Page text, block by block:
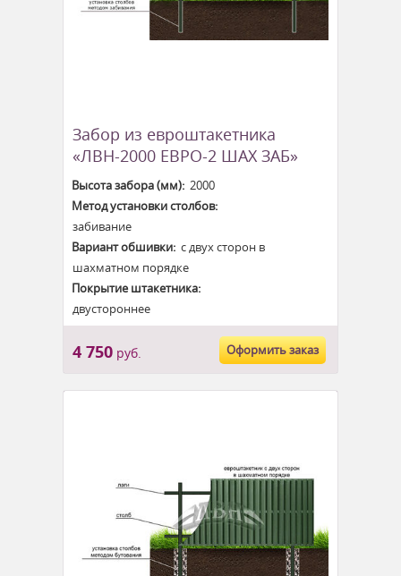
Забор из евроштакетника
«ЛВН-2000 ЕВРО-2 ШАХ ЗАБ»
Высота забора (мм):2000
Метод установки столбов:
забивание
Вариант обшивки:с двух сторон в
шахматном порядке
Покрытие штакетника:
двустороннее
4 750руб. Оформить заказ